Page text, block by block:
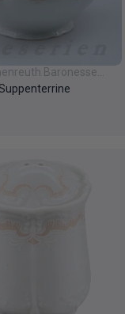
Baronesse
Veronique